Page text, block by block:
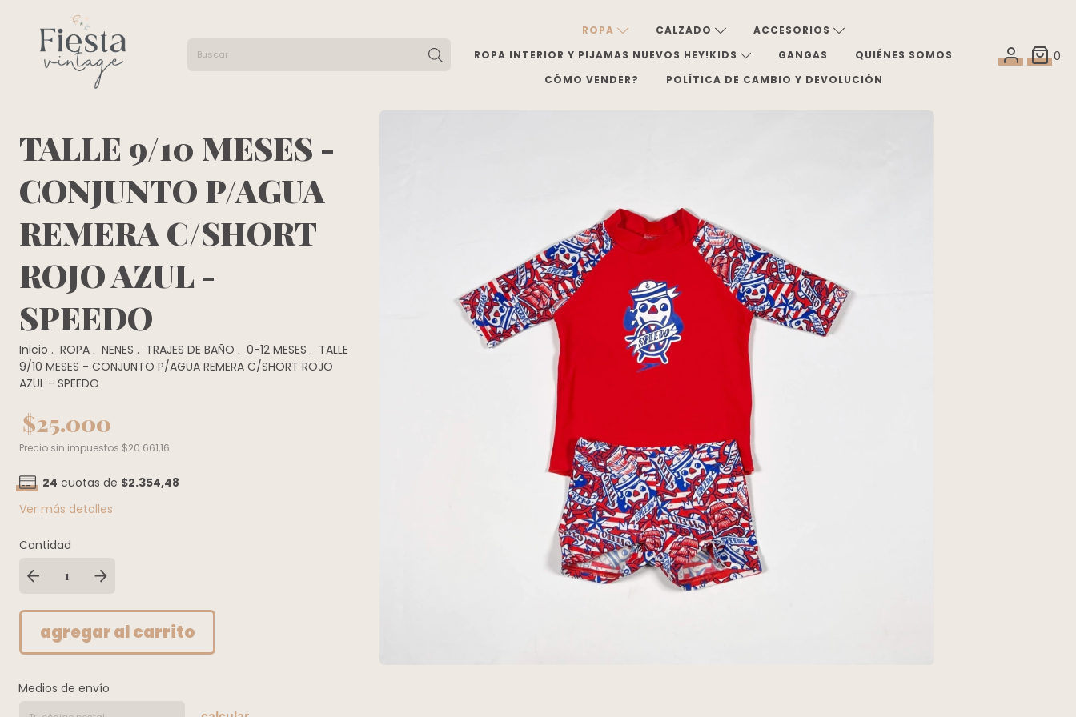
ROPA CALZADO
ACCESORIOS
ROPA INTERIOR Y PIJAMAS NUEVOS HEY!KIDS
GANGAS
QUIÉNES SOMOS
CÓMO VENDER?
POLÍTICA DE CAMBIO Y DEVOLUCIÓN
0
TALLE 9/10 MESES -
CONJUNTO P/AGUA
REMERA C/SHORT
ROJO AZUL -
SPEEDO
Inicio . ROPA . NENES . TRAJES DE BAÑO . 0-12 MESES . TALLE
9/10 MESES - CONJUNTO P/AGUA REMERA C/SHORT ROJO
AZUL - SPEEDO
$25.000
Precio sin impuestos $20.661,16
24 cuotas de $2.354,48
Ver más detalles
Cantidad
Medios de envío